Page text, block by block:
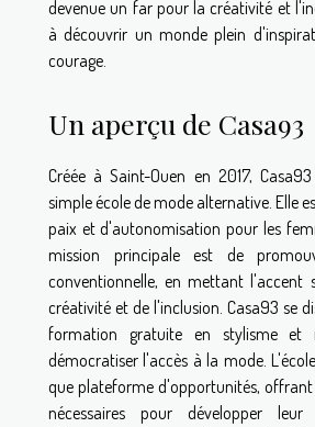
devenue un far pour la créativité et
à découvrir un monde plein
courage.
Un aperçu de Casa93
Créée à Saint-Ouen en 2017,
simple école de mode alternative. Elle
paix et d'autonomisation pour les
mission principale est de
conventionnelle, en mettant l'accent
créativité et de l'inclusion. Casa93 se
formation gratuite en stylisme et
démocratiser l'accès à la mode.
que plateforme d'opportunités,
nécessaires pour développer